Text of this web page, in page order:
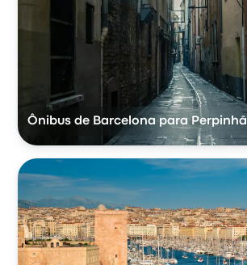
Ônibus de Barcelona para Perpinhã